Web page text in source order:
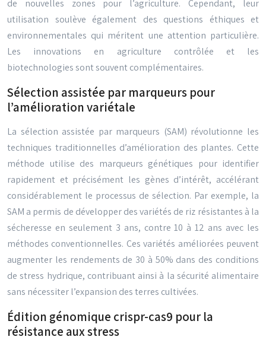
de nouvelles zones pour l’agriculture. Cependant, leur
utilisation soulève également des questions éthiques et
environnementales qui méritent une attention particulière.
Les innovations en agriculture contrôlée et les
biotechnologies sont souvent complémentaires.
Sélection assistée par marqueurs pour
l’amélioration variétale
La sélection assistée par marqueurs (SAM) révolutionne les
techniques traditionnelles d’amélioration des plantes. Cette
méthode utilise des marqueurs génétiques pour identifier
rapidement et précisément les gènes d’intérêt, accélérant
considérablement le processus de sélection. Par exemple, la
SAM a permis de développer des variétés de riz résistantes à la
sécheresse en seulement 3 ans, contre 10 à 12 ans avec les
méthodes conventionnelles. Ces variétés améliorées peuvent
augmenter les rendements de 30 à 50% dans des conditions
de stress hydrique, contribuant ainsi à la sécurité alimentaire
sans nécessiter l’expansion des terres cultivées.
Édition génomique crispr-cas9 pour la
résistance aux stress